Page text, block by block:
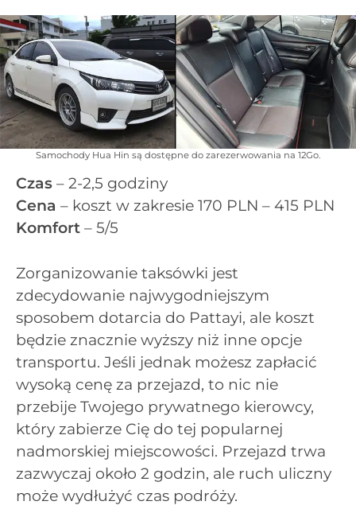
Samochody Hua Hin są dostępne do zarezerwowania na 12Go.
Czas – 2-2,5 godziny
Cena – koszt w zakresie 170 PLN – 415 PLN
Komfort – 5/5
Zorganizowanie taksówki jest
zdecydowanie najwygodniejszym
sposobem dotarcia do Pattayi, ale koszt
będzie znacznie wyższy niż inne opcje
transportu. Jeśli jednak możesz zapłacić
wysoką cenę za przejazd, to nic nie
przebije Twojego prywatnego kierowcy,
który zabierze Cię do tej popularnej
nadmorskiej miejscowości. Przejazd trwa
zazwyczaj około 2 godzin, ale ruch uliczny
może wydłużyć czas podróży.